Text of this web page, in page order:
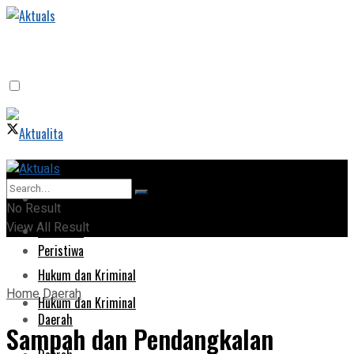
Home
Peristiwa
Hukum dan Kriminal
Daerah
Home
Peristiwa
Hukum dan Kriminal
No Result
View All Result
HomeDaerah
Sampah dan Pendangkalan